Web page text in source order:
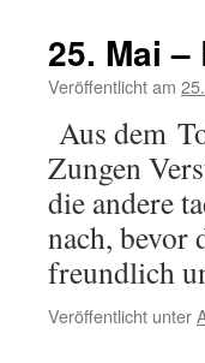
25. Mai
Veröffentlicht am
Aus dem
Zungen
die andere
nach, bevor
freundlich
Veröffentlicht unter